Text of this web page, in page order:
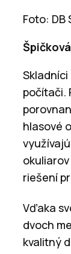
Foto: DB
počítači.
hlasové
riešení
Vďaka
dvoch
kvalitný